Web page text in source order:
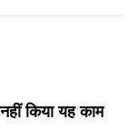
किया यह काम